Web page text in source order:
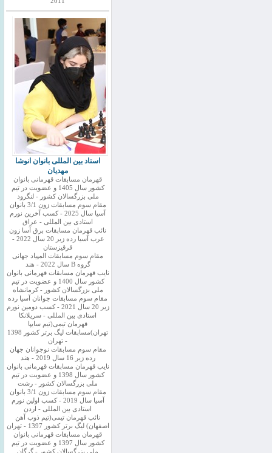
استاد بین المللی بانوان انوشا
مهدیان
قهرمان مسابقات قهرمانی بانوان
کشور سال 1405 و عضویت در تیم
ملی بزرگسالان کشور - لنگرود
مقام سوم مسابقات زون 3/1 بانوان
آسیا سال 2025 - کسب آخرین نورم
استادی بین المللی - عراق
نائب قهرمان مسابقات برق آسا زون
غرب آسیا رده زیر 20 سال 2022 -
قرقیزستان
مقام سوم مسابقات المپیاد جهانی
گروه B سال 2022 - هند
نایب قهرمان مسابقات قهرمانی بانوان
کشور سال 1400 و عضویت در تیم
ملی بزرگسالان کشور - کرمانشاه
مقام سوم مسابقات جوانان آسیا رده
زیر 20 سال 2021 - کسب دومین نورم
استادی بین المللی - سریلانکا
قهرمان تیمی(تیم سایپا
تهران)مسابقات لیگ برتر کشور 1398
- تهران
مقام سوم مسابقات نوجوانان جهان
رده زیر 16 سال 2019 - هند
نایب قهرمان مسابقات قهرمانی بانوان
کشور سال 1398 و عضویت در تیم
ملی بزرگسالان کشور - رشت
مقام سوم مسابقات زون 3/1 بانوان
آسیا سال 2019 - کسب اولین نورم
استادی بین المللی - اردن
نائب قهرمان تیمی(تیم ذوب آهن
اصفهان) لیگ برتر کشور 1397 - تهران
قهرمان مسابقات قهرمانی بانوان
کشور سال 1397 و عضویت در تیم
ملی بزرگسالان کشور - گرگان